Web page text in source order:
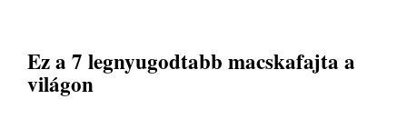
Ez a 7 legnyugodtabb macskafajta a
világon